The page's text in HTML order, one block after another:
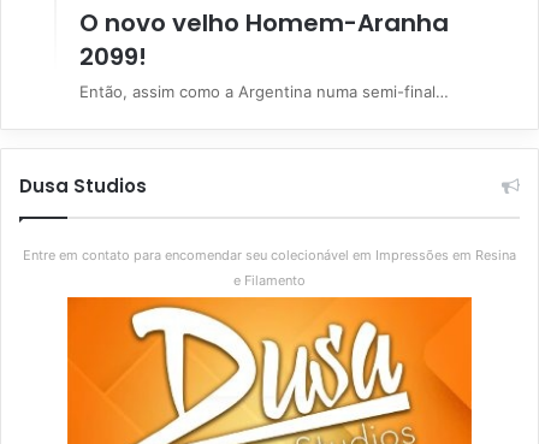
O novo velho Homem-Aranha
2099!
Então, assim como a Argentina numa semi-final…
Dusa Studios
Entre em contato para encomendar seu colecionável em Impressões em Resina
e Filamento